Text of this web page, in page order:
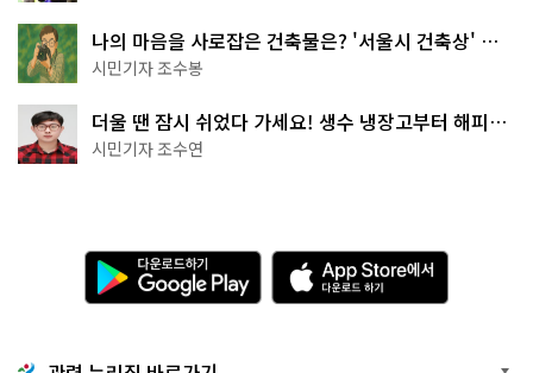
나의 마음을 사로잡은 건축물은? '서울시 건축상' 수
상작 공개!
시민기자 조수봉
더울 땐 잠시 쉬었다 가세요! 생수 냉장고부터 해피소
·무더위쉼터까지
시민기자 조수연
다
운
로
기
A
p
p